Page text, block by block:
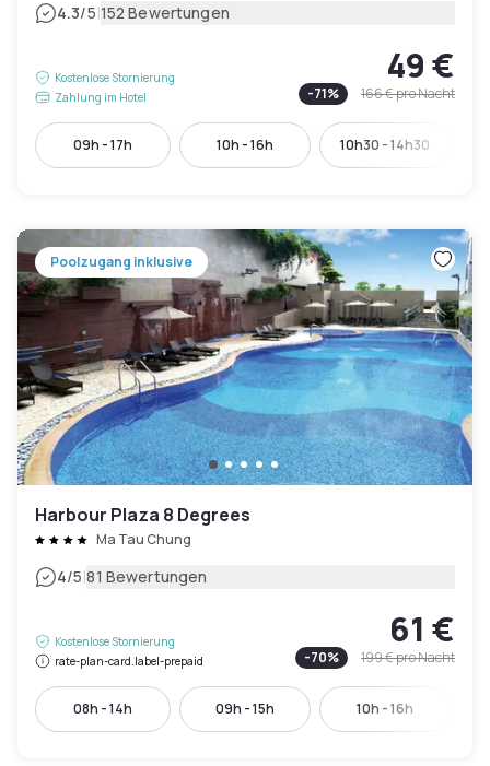
4.3/5|152 Bewertungen
Kostenlose Stornierung
Zahlung im Hotel
49 €
-71% 166 €pro Nacht
09h - 17h 10h - 16h 10h30 - 14h30
Poolzugang inklusive
Harbour Plaza 8 Degrees
Ma Tau Chung
4/5|81 Bewertungen
Kostenlose Stornierung
rate-plan-card.label-prepaid
61 €
-70% 199 €pro Nacht
08h - 14h 09h - 15h 10h - 16h